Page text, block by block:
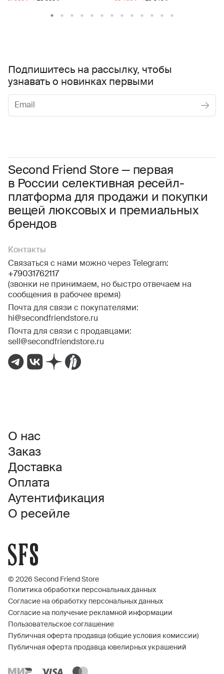
Second Friend Store — первая
в России селективная ресейл-
платформа для продажи и покупки
вещей люксовых и премиальных
брендов
Контакты
Связаться с нами можно через Telegram:
+79031762117
(звонки не принимаем, но быстро отвечаем на
сообщения в рабочее время)
Почта для связи с покупателями:
hi@secondfriendstore.ru
Почта для связи с продавцами:
sell@secondfriendstore.ru
Подпишитесь на рассылку, чтобы
узнавать о новинках первыми
Соглашаюсь с условиями Пользовательского соглашения
Даю согласие на получение рекламной информации.
О нас
Заказ
Доставка
Оплата
Аутентификация
О ресейле
© 2026 Second Friend Store
Политика обработки персональных данных
Согласие на обработку персональных данных
Согласие на получение рекламной информации
Пользовательское соглашение
Публичная оферта продавца (общие условия комиссии)
Публичная оферта продавца ювелирных украшений